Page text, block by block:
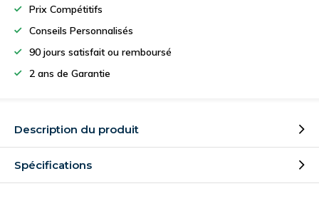
Prix Compétitifs
Conseils Personnalisés
90 jours satisfait ou remboursé
2 ans de Garantie
Description du produit
Spécifications